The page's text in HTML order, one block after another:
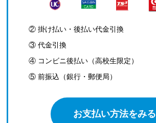
② 掛け払い・後払い代金引換
③ 代金引換
④ コンビニ後払い（高校生限定）
⑤ 前振込（銀行・郵便局）
お支払い方法をみる